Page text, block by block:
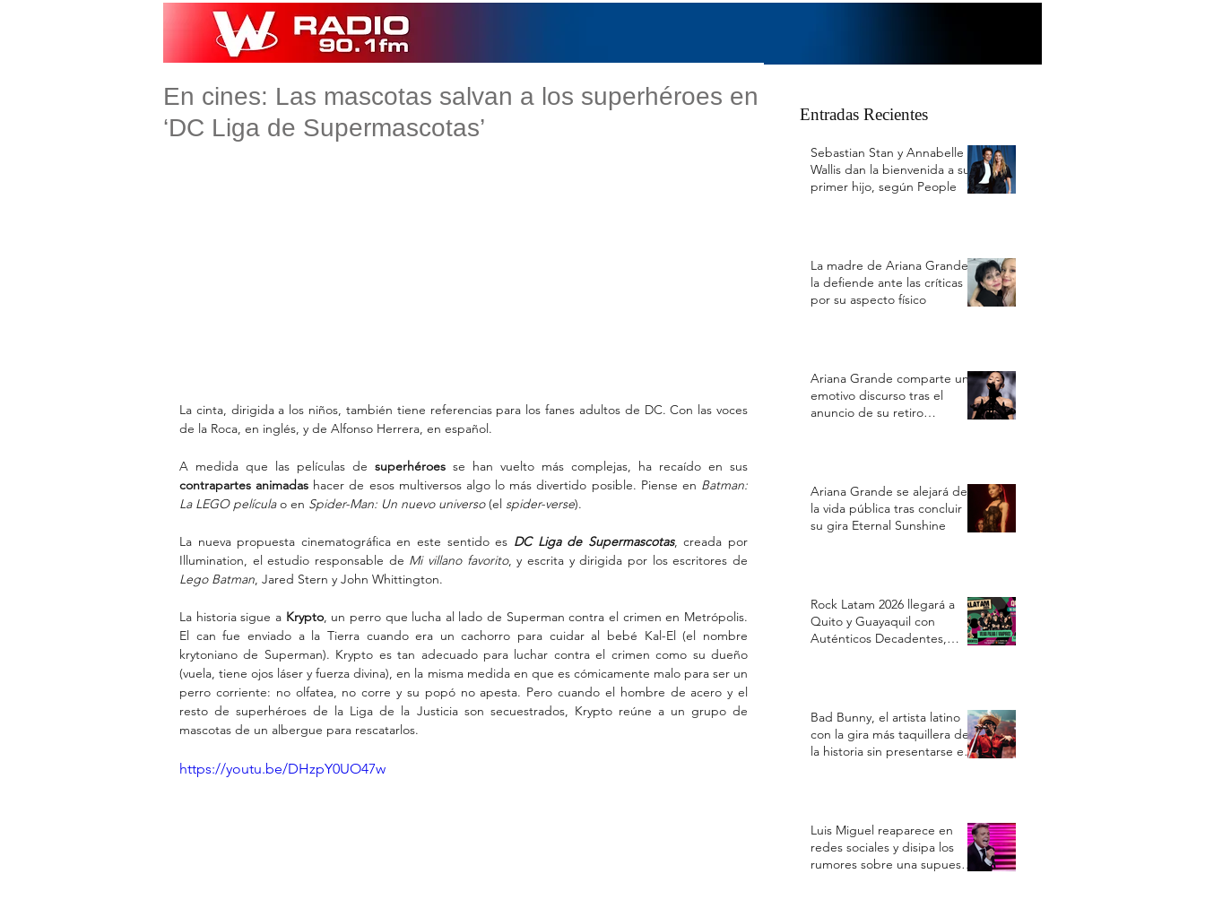
En cines: Las mascotas salvan a los superhéroes en
‘DC Liga de Supermascotas’
La cinta, dirigida a los niños, también tiene referencias para los fanes adultos de DC. Con las voces
de la Roca, en inglés, y de Alfonso Herrera, en español.
A medida que las películas de superhéroes
contrapartes animadas hacer de esos multiversos algo lo más divertido posible. Piense en Batman:
La LEGO película o en Spider-Man: Un nuevo universo (el spider-verse).
La nueva propuesta cinematográfica en este sentido es DC Liga de Supermascotas, creada por
Illumination, el estudio responsable de Mi villano favorito
Lego Batman, Jared Stern y John Whittington.
La historia sigue a Krypto, un perro que lucha al lado de Superman contra el crimen en Metrópolis.
El can fue enviado a la Tierra cuando era un cachorro para cuidar al bebé Kal-El (el nombre
krytoniano de Superman). Krypto es tan adecuado para luchar contra el crimen como su dueño
(vuela, tiene ojos láser y fuerza divina), en la misma medida en que es cómicamente malo para ser un
perro corriente: no olfatea, no corre y su popó no apesta. Pero cuando el hombre de acero y el
resto de superhéroes de la Liga de la Justicia son secuestrados, Krypto reúne a un grupo de
mascotas de un albergue para rescatarlos.
https://youtu.be/DHzpY0UO47w
Entradas Recientes
Sebastian Stan y Annabelle
Wallis dan la bienvenida a su
primer hijo, según People
La madre de Ariana Grande
la defiende ante las críticas
por su aspecto físico
Ariana Grande comparte un
emotivo discurso tras el
anuncio de su retiro
Ariana Grande se alejará de
la vida pública tras concluir
su gira Eternal Sunshine
Rock Latam 2026 llegará a
Quito y Guayaquil con
Auténticos Decadentes,
Bad Bunny, el artista latino
con la gira más taquillera de
la historia sin presentarse en
Luis Miguel reaparece en
redes sociales y disipa los
rumores sobre una supuesta